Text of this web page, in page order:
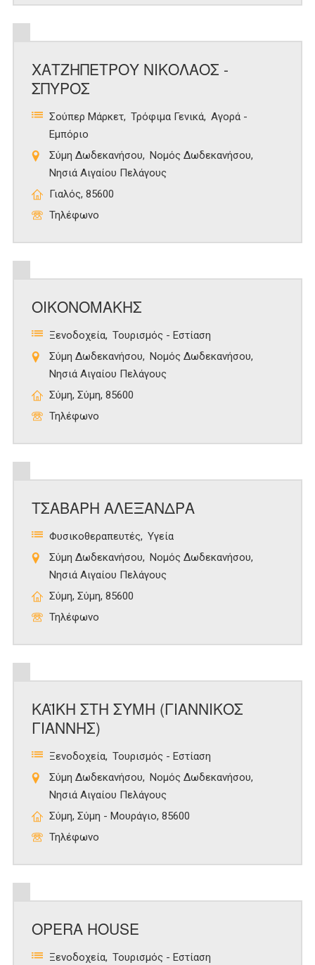
ΧΑΤΖΗΠΕΤΡΟΥ ΝΙΚΟΛΑΟΣ -
ΣΠΥΡΟΣ
Σούπερ Μάρκετ Τρόφιμα Γενικά Αγορά -
Εμπόριο
Σύμη Δωδεκανήσου
Νομός Δωδεκανήσου
Νησιά Αιγαίου Πελάγους
Γιαλός, 85600
Τηλέφωνο
ΟΙΚΟΝΟΜΑΚΗΣ
Ξενοδοχεία Τουρισμός - Εστίαση
Σύμη Δωδεκανήσου
Νομός Δωδεκανήσου
Νησιά Αιγαίου Πελάγους
Σύμη, Σύμη, 85600
Τηλέφωνο
ΤΣΑΒΑΡΗ ΑΛΕΞΑΝΔΡΑ
Φυσικοθεραπευτές
Υγεία
Σύμη Δωδεκανήσου
Νομός Δωδεκανήσου
Νησιά Αιγαίου Πελάγους
Σύμη, Σύμη, 85600
Τηλέφωνο
ΚΑΪΚΗ ΣΤΗ ΣΥΜΗ (ΓΙΑΝΝΙΚΟΣ
ΓΙΑΝΝΗΣ)
Ξενοδοχεία Τουρισμός - Εστίαση
Σύμη Δωδεκανήσου
Νομός Δωδεκανήσου
Νησιά Αιγαίου Πελάγους
Σύμη, Σύμη - Μουράγιο, 85600
Τηλέφωνο
OPERA HOUSE
Ξενοδοχεία Τουρισμός - Εστίαση